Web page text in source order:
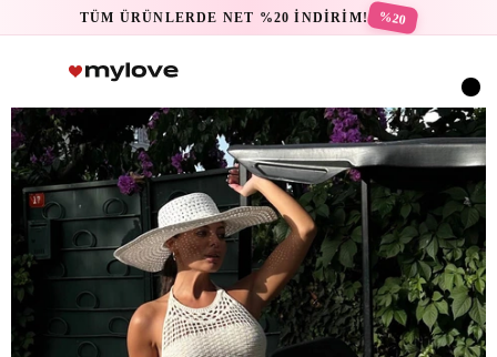
TÜM ÜRÜNLERDE NET %20 İNDİRİM! %20